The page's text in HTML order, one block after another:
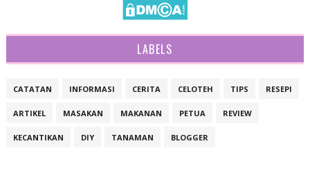
LABELS
CATATAN INFORMASI CERITA CELOTEH TIPS RESEPI
ARTIKEL MASAKAN MAKANAN PETUA REVIEW
KECANTIKAN DIY TANAMAN BLOGGER